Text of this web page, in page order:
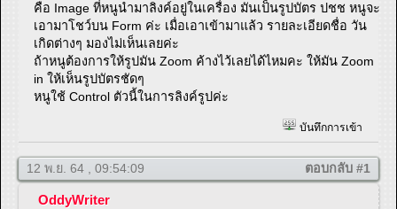
คือ Image ที่หนูนำมาลิงค์อยู่ในเครื่อง มันเป็นรูปบัตร ปชช หนูจะ
เอามาโชว์บน Form ค่ะ เมื่อเอาเข้ามาแล้ว รายละเอียดชื่อ วัน
เกิดต่างๆ มองไม่เห็นเลยค่ะ
ถ้าหนูต้องการให้รูปมัน Zoom ค้างไว้เลยได้ไหมคะ ให้มัน Zoom
in ให้เห็นรูปบัตรชัดๆ
หนูใช้ Control ตัวนี้ในการลิงค์รูปค่ะ
บันทึกการเข้า
12 พ.ย. 64 , 09:54:09 ตอบกลับ #1
OddyWriter